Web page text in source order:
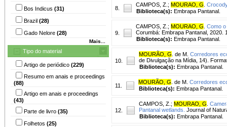
Bos Indicus (31)
Brazil (28)
Gado Nelore (28)
Mais...
Tipo do material
Artigo de periódico (229)
Resumo em anais e proceedings
(88)
Artigo em anais e proceedings
(43)
Parte de livro (35)
Folhetos (25)
8.
CAMPOS, Z. ; MOURAO, G
Biblioteca(s): Embrapa Pantanal.
9.
CAMPOS, Z. ; MOURAO, G Como
Corumbá: Embrapa Pantanal, 2020.
Biblioteca(s): Embrapa Pantanal.
10.
MOURÃO, G . de M. Corredores
de Divulgação na Mídia, 14).
Biblioteca(s): Embrapa Pantanal.
11.
MOURÃO, G . de M. Corredores
Biblioteca(s): Embrapa Pantanal.
12.
CAMPOS, Z. ; MOURAO, G
Pantanal wetlands. Journal of
Biblioteca(s): Embrapa Pantanal.